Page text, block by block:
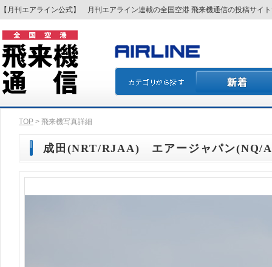
【月刊エアライン公式】 月刊エアライン連載の全国空港 飛来機通信の投稿サイ
TOP > 飛来機写真詳細
成田(NRT/RJAA) エアージャパン